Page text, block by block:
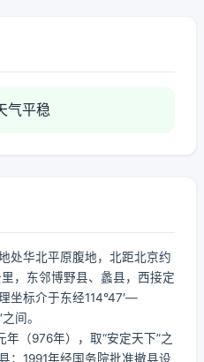
气平稳
处华北平原腹地，北距北京约
，东邻博野县、蠡县，西接定
坐标介于东经114°47′—
间。
年（976年），取“安定天下”之
；1991年经国务院批准撤县设